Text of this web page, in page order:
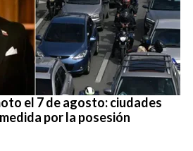
el 7 de agosto: ciudades
por la posesión